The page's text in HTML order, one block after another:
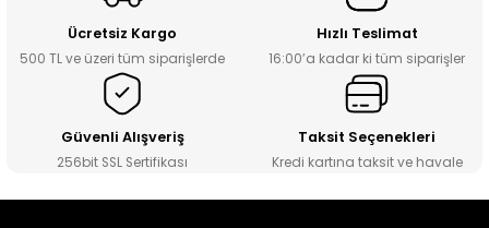
Ücretsiz Kargo
500 TL ve üzeri tüm siparişlerde
Hızlı Teslimat
16:00’a kadar ki tüm siparişler
Güvenli Alışveriş
256bit SSL Sertifikası
Taksit Seçenekleri
Kredi kartına taksit ve havale